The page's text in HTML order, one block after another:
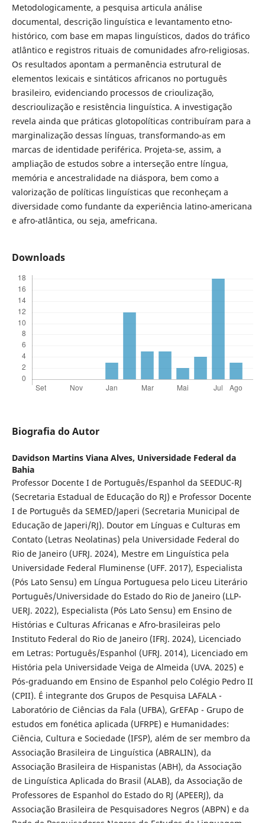
Metodologicamente, a pesquisa articula análise
documental, descrição linguística e levantamento etno-
histórico, com base em mapas linguísticos, dados do tráfico
atlântico e registros rituais de comunidades afro-religiosas.
Os resultados apontam a permanência estrutural de
elementos lexicais e sintáticos africanos no português
brasileiro, evidenciando processos de crioulização,
descrioulização e resistência linguística. A investigação
revela ainda que práticas glotopolíticas contribuíram para a
marginalização dessas línguas, transformando-as em
marcas de identidade periférica. Projeta-se, assim, a
ampliação de estudos sobre a interseção entre língua,
memória e ancestralidade na diáspora, bem como a
valorização de políticas linguísticas que reconheçam a
diversidade como fundante da experiência latino-americana
e afro-atlântica, ou seja, amefricana.
Downloads
Biografia do Autor
Davidson Martins Viana Alves, Universidade Federal da
Bahia
Professor Docente I de Português/Espanhol da SEEDUC-RJ
(Secretaria Estadual de Educação do RJ) e Professor Docente
I de Português da SEMED/Japeri (Secretaria Municipal de
Educação de Japeri/RJ). Doutor em Línguas e Culturas em
Contato (Letras Neolatinas) pela Universidade Federal do
Rio de Janeiro (UFRJ. 2024), Mestre em Linguística pela
Universidade Federal Fluminense (UFF. 2017), Especialista
(Pós Lato Sensu) em Língua Portuguesa pelo Liceu Literário
Português/Universidade do Estado do Rio de Janeiro (LLP-
UERJ. 2022), Especialista (Pós Lato Sensu) em Ensino de
Histórias e Culturas Africanas e Afro-brasileiras pelo
Instituto Federal do Rio de Janeiro (IFRJ. 2024), Licenciado
em Letras: Português/Espanhol (UFRJ. 2014), Licenciado em
História pela Universidade Veiga de Almeida (UVA. 2025) e
Pós-graduando em Ensino de Espanhol pelo Colégio Pedro II
(CPII). É integrante dos Grupos de Pesquisa LAFALA -
Laboratório de Ciências da Fala (UFBA), GrEFAp - Grupo de
estudos em fonética aplicada (UFRPE) e Humanidades:
Ciência, Cultura e Sociedade (IFSP), além de ser membro da
Associação Brasileira de Linguística (ABRALIN), da
Associação Brasileira de Hispanistas (ABH), da Associação
de Linguística Aplicada do Brasil (ALAB), da Associação de
Professores de Espanhol do Estado do RJ (APEERJ), da
Associação Brasileira de Pesquisadores Negros (ABPN) e da